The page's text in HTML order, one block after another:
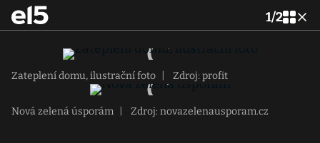
1/2
Zateplení domu, ilustrační foto Zdroj: profit
Nová zelená úsporám Zdroj: novazelenausporam.cz